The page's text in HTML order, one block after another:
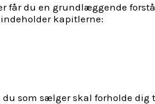
får du en grundlæggende
kapitlerne:
som sælger skal forholde